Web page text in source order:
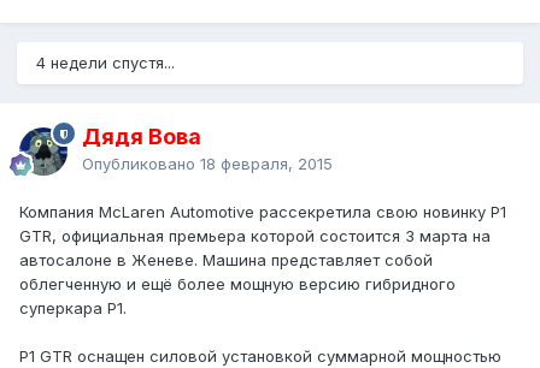
4 недели спустя...
Дядя Вова
Опубликовано 18 февраля, 2015
Компания McLaren Automotive рассекретила свою новинку P1
GTR, официальная премьера которой состоится 3 марта на
автосалоне в Женеве. Машина представляет собой
облегченную и ещё более мощную версию гибридного
суперкара P1.
P1 GTR оснащен силовой установкой суммарной мощностью